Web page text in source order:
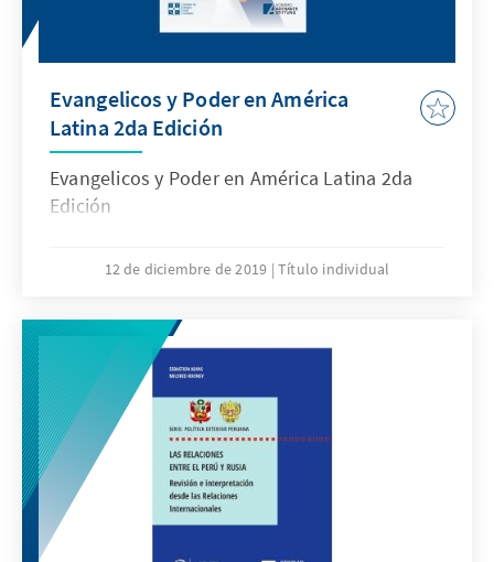
Evangelicos y Poder en América
Latina 2da Edición
Evangelicos y Poder en América Latina 2da
Edición
12 de diciembre de 2019 Título individual